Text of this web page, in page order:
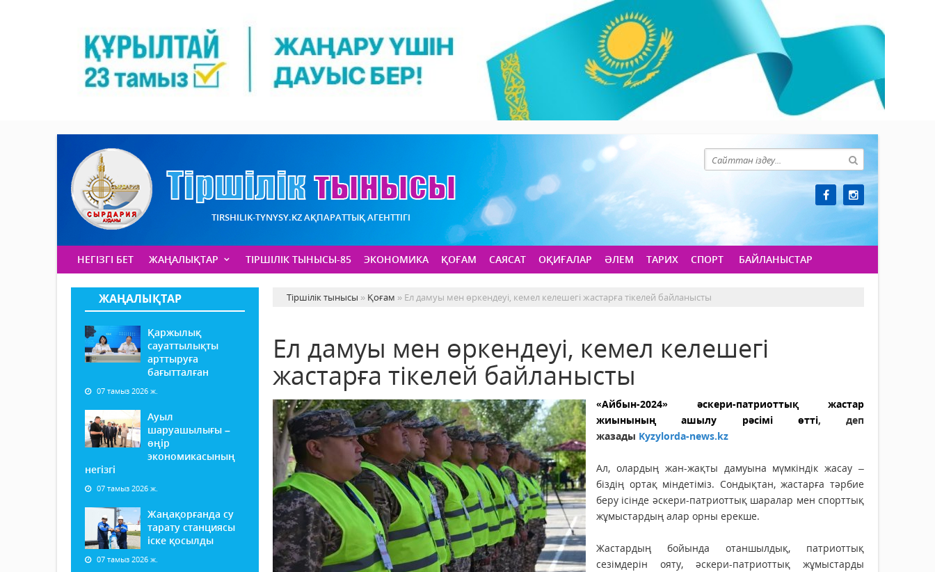
TIRSHILIK-TYNYSY.KZ АҚПАРАТТЫҚ АГЕНТТІГІ
НЕГІЗГІ БЕТ ЖАҢАЛЫҚТАР ТІРШІЛІК ТЫНЫСЫ-85 ЭКОНОМИКА ҚОҒАМ САЯСАТ ОҚИҒАЛАР ӘЛЕМ ТАРИХ СПОРТ БАЙЛАНЫСТАР
ЖАҢАЛЫҚТАР
Қаржылық
сауаттылықты
арттыруға
бағытталған
07 тамыз 2026 ж.
Ауыл
шаруашылығы –
өңір
экономикасының
негізгі
07 тамыз 2026 ж.
Жаңақорғанда су
тарату станциясы
іске қосылды
07 тамыз 2026 ж.
Тіршілік тынысы » Қоғам » Ел дамуы мен өркендеуі, кемел келешегі жастарға тікелей байланысты
Ел дамуы мен өркендеуі, кемел келешегі
жастарға тікелей байланысты
«Айбын-2024» әскери-патриоттық жастар
жиынының ашылу рәсімі өтті, деп
жазады Kyzylorda-news.kz
Ал, олардың жан-жақты дамуына мүмкіндік жасау –
біздің ортақ міндетіміз. Сондықтан, жастарға тәрбие
беру ісінде әскери-патриоттық шаралар мен спорттық
жұмыстардың алар орны ерекше.
Жастардың бойында отаншылдық, патриоттық
сезімдерін ояту, әскери-патриоттық жұмыстарды